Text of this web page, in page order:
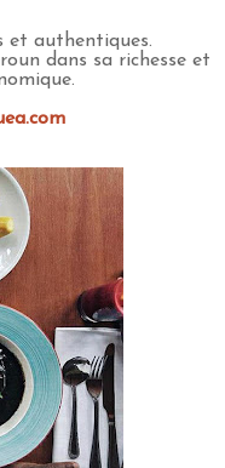
et authentiques.
dans sa richesse et